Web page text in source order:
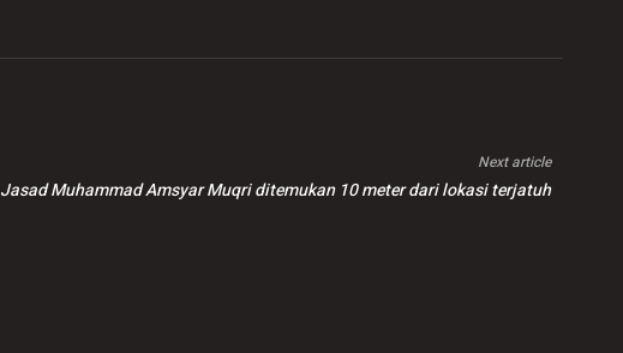
Next article
Jasad Muhammad Amsyar Muqri ditemukan 10 meter dari lokasi terjatuh